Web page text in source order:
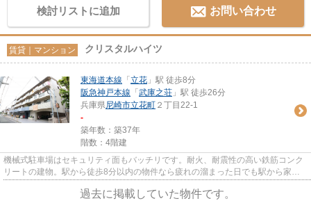
検討リストに追加 お問い合わせ
賃貸｜マンション クリスタルハイツ
東海道本線 「 立花 」駅 徒歩8分
阪急神戸本線 「 武庫之荘 」駅 徒歩26分
兵庫県尼崎市立花町 ２丁目22-1
-
築年数：築37年
階数：4階建
機械式駐車場はセキュリティ面もバッチリです。耐火、耐震性の高い鉄筋コンク
リートの建物。駅から徒歩8分以内の物件なら疲れの溜まった日でも駅から家ま
過去に掲載していた物件です。